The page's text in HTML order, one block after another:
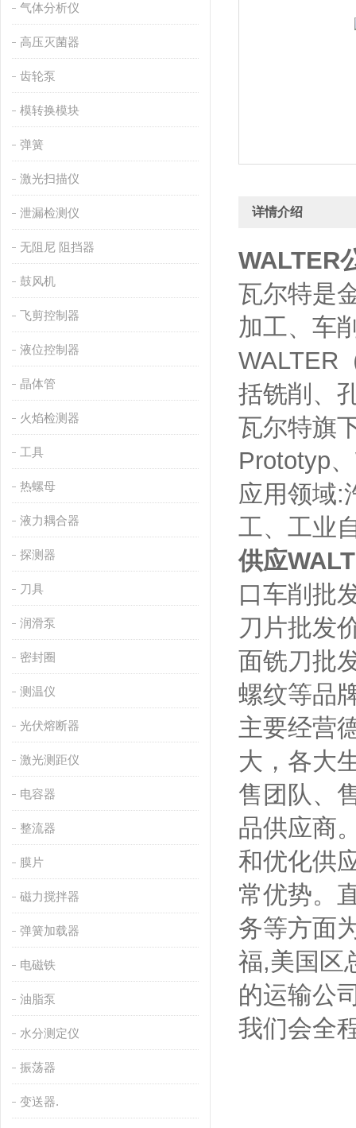
气体分析仪
高压灭菌器
齿轮泵
模转换模块
弹簧
激光扫描仪
泄漏检测仪
无阻尼 阻挡器
鼓风机
飞剪控制器
液位控制器
晶体管
火焰检测器
工具
热螺母
液力耦合器
探测器
刀具
润滑泵
密封圈
测温仪
光伏熔断器
激光测距仪
电容器
整流器
膜片
磁力搅拌器
弹簧加载器
电磁铁
油脂泵
水分测定仪
振荡器
变送器.
详情介绍
WALTER
瓦尔特是
加工、车
WALTER
括铣削、
瓦尔特旗
Prototyp
应用领域:
工、工业
供应
口车削批
刀片批发
面铣刀批
螺纹等品
主要经营
大，各大
售团队、
品供应商
和优化供
常优势。
务等方面
福,美国区
的运输公
我们会全